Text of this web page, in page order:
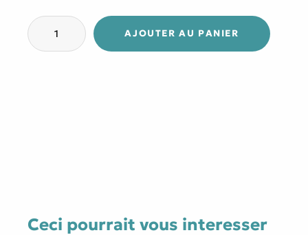
quantité
de
Trois
jours
AJOUTER AU PANIER
Ceci pourrait vous interesser